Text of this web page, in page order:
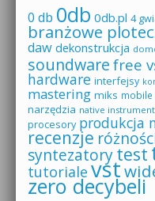
0 db 0db 0db.pl 4
branżowe
daw dekonstrukcja
soundware free
hardware interfejsy
mastering miks mobile
narzędzia native
procesory produkcja
recenzje
syntezatorytest
tutoriale vst
zero decybeli